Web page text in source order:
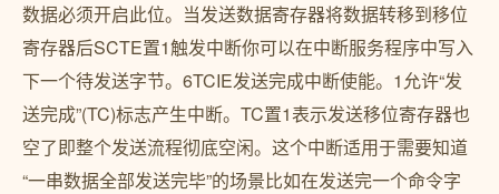
数据必须开启此位。当发送数据寄存器将数据转移到移位
寄存器后SCTE置1触发中断你可以在中断服务程序中写入
下一个待发送字节。6TCIE发送完成中断使能。1允许“发
送完成”(TC)标志产生中断。TC置1表示发送移位寄存器也
空了即整个发送流程彻底空闲。这个中断适用于需要知道
“一串数据全部发送完毕”的场景比如在发送完一个命令字